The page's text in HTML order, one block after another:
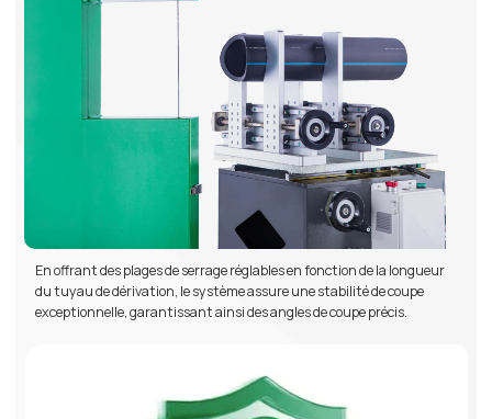
En offrant des plages de serrage réglables en fonction de la longueur
du tuyau de dérivation, le système assure une stabilité de coupe
exceptionnelle, garantissant ainsi des angles de coupe précis.